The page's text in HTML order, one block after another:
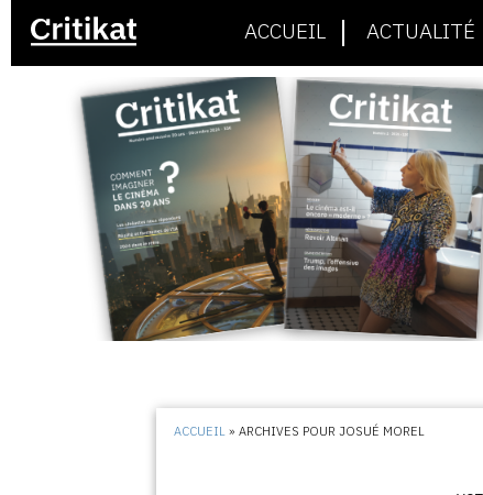
ACCUEIL ACTUALITÉ
ACCUEIL »ARCHIVES POUR JOSUÉ MOREL